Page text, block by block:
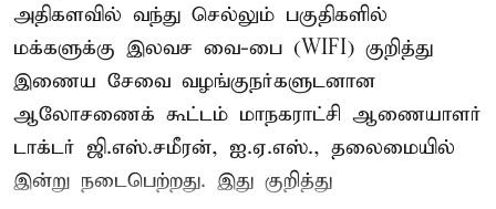
அதிகளவில் வந்து செல்லும் பகுதிகளில்
மக்களுக்கு இலவச வை-பை (WIFI) குறித்து
இணைய சேவை வழங்குநர்களுடனான
ஆலோசணைக் கூட்டம் மாநகராட்சி ஆணையாளர்
டாக்டர் ஜி.எஸ்.சமீரன், ஐ.ஏ.எஸ்., தலைமையில்
இன்று நடைபெற்றது. இது குறித்து